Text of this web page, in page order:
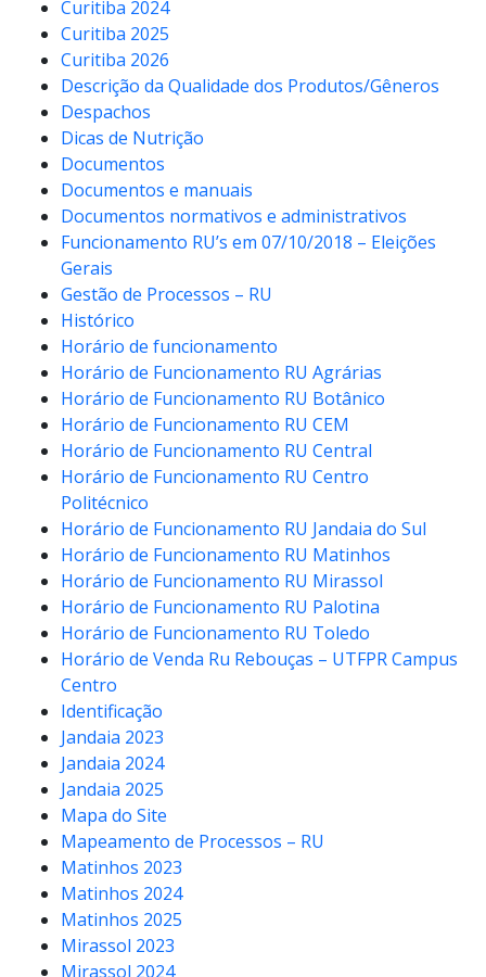
Curitiba 2024
Curitiba 2025
Curitiba 2026
Descrição da Qualidade dos Produtos/Gêneros
Despachos
Dicas de Nutrição
Documentos
Documentos e manuais
Documentos normativos e administrativos
Funcionamento RU’s em 07/10/2018 – Eleições
Gerais
Gestão de Processos – RU
Histórico
Horário de funcionamento
Horário de Funcionamento RU Agrárias
Horário de Funcionamento RU Botânico
Horário de Funcionamento RU CEM
Horário de Funcionamento RU Central
Horário de Funcionamento RU Centro
Politécnico
Horário de Funcionamento RU Jandaia do Sul
Horário de Funcionamento RU Matinhos
Horário de Funcionamento RU Mirassol
Horário de Funcionamento RU Palotina
Horário de Funcionamento RU Toledo
Horário de Venda Ru Rebouças – UTFPR Campus
Centro
Identificação
Jandaia 2023
Jandaia 2024
Jandaia 2025
Mapa do Site
Mapeamento de Processos – RU
Matinhos 2023
Matinhos 2024
Matinhos 2025
Mirassol 2023
Mirassol 2024